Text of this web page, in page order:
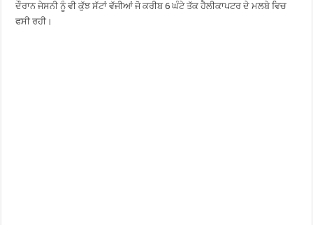
ਦੌਰਾਨ ਜੇਸਨੀ ਨੂੰ ਵੀ ਕੁੱਝ ਸੱਟਾਂ ਵੱਜੀਆਂ ਜੋ ਕਰੀਬ 6 ਘੰਟੇ ਤੱਕ ਹੈਲੀਕਾਪਟਰ ਦੇ ਮਲਬੇ ਵਿਚ
ਫਸੀ ਰਹੀ।